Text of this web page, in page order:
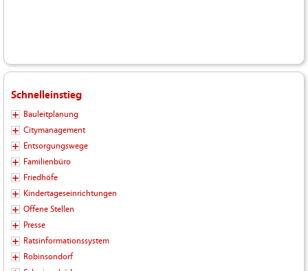
Schnelleinstieg
Bauleitplanung
Citymanagement
Entsorgungswege
Familienbüro
Friedhöfe
Kindertageseinrichtungen
Offene Stellen
Presse
Ratsinformationssystem
Robinsondorf